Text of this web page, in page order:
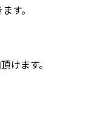
す。
けます。